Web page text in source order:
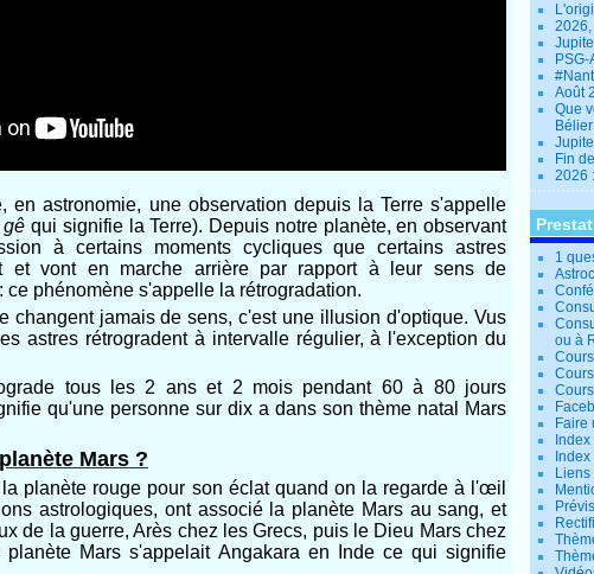
en astronomie, une observation depuis la Terre s'appelle
gê qui signifie la Terre). Depuis notre planète, en observant
à certains moments cycliques que certains astres
et vont en marche arrière par rapport à leur sens de
ce phénomène s'appelle la rétrogradation.
changent jamais de sens, c'est une illusion d'optique. Vus
astres rétrogradent à intervalle régulier, à l'exception du
tous les 2 ans et 2 mois pendant 60 à 80 jours
qu'une personne sur dix a dans son thème natal Mars
Mars ?
planète rouge pour son éclat quand on la regarde à l'œil
astrologiques, ont associé la planète Mars au sang, et
de la guerre, Arès chez les Grecs, puis le Dieu Mars chez
planète Mars s'appelait Angakara en Inde ce qui signifie
Août
Que
Fin
2026
1
ou à
Faire
Liens